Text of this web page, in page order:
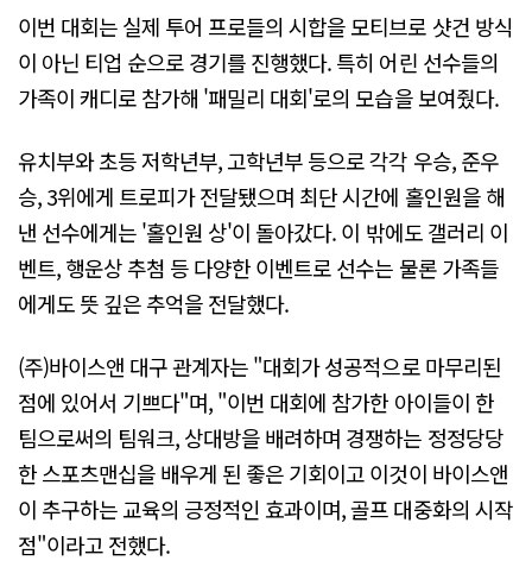
이번 대회는 실제 투어 프로들의 시합을 모티브로 샷건 방식
이 아닌 티업 순으로 경기를 진행했다. 특히 어린 선수들의
가족이 캐디로 참가해 '패밀리 대회'로의 모습을 보여줬다.
유치부와 초등 저학년부, 고학년부 등으로 각각 우승, 준우
승, 3위에게 트로피가 전달됐으며 최단 시간에 홀인원을 해
낸 선수에게는 '홀인원 상'이 돌아갔다. 이 밖에도 갤러리 이
벤트, 행운상 추첨 등 다양한 이벤트로 선수는 물론 가족들
에게도 뜻 깊은 추억을 전달했다.
(주)바이스앤 대구 관계자는 "대회가 성공적으로 마무리된
점에 있어서 기쁘다"며, "이번 대회에 참가한 아이들이 한
팀으로써의 팀워크, 상대방을 배려하며 경쟁하는 정정당당
한 스포츠맨십을 배우게 된 좋은 기회이고 이것이 바이스앤
이 추구하는 교육의 긍정적인 효과이며, 골프 대중화의 시작
점"이라고 전했다.